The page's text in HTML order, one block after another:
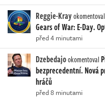
Reggie-Krayokomentoval
Gears of War: E-Day.
před 4 minutami
Dzebedajookomentoval
bezprecedentní. Nová
hráčů
před 8 minutami